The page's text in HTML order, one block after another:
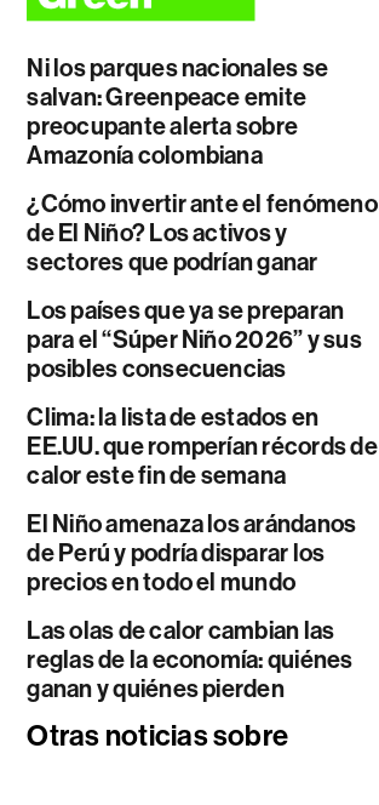
Ni los parques nacionales se
salvan: Greenpeace emite
preocupante alerta sobre
Amazonía colombiana
¿Cómo invertir ante el fenómeno
de El Niño? Los activos y
sectores que podrían ganar
Los países que ya se preparan
para el “Súper Niño 2026” y sus
posibles consecuencias
Clima: la lista de estados en
EE.UU. que romperían récords de
calor este fin de semana
El Niño amenaza los arándanos
de Perú y podría disparar los
precios en todo el mundo
Las olas de calor cambian las
reglas de la economía: quiénes
ganan y quiénes pierden
Otras noticias sobre